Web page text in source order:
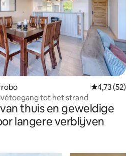
Gemiddelde
4,73 (52)
tot het strand
thuis en geweldige
langere verblijven